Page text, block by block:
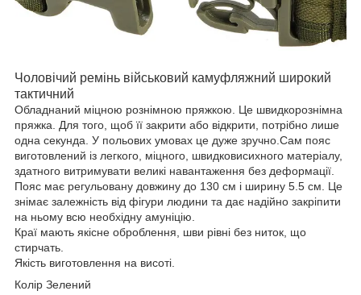
Чоловічий ремінь військовий камуфляжний широкий
тактичний
Обладнаний міцною рознімною пряжкою. Це швидкорознімна
пряжка. Для того, щоб її закрити або відкрити, потрібно лише
одна секунда. У польових умовах це дуже зручно.Сам пояс
виготовлений із легкого, міцного, швидковисихного матеріалу,
здатного витримувати великі навантаження без деформації.
Пояс має регульовану довжину до 130 см і ширину 5.5 см. Це
знімає залежність від фігури людини та дає надійно закріпити
на ньому всю необхідну амуніцію.
Краї мають якісне оброблення, шви рівні без ниток, що
стирчать.
Якість виготовлення на висоті.
Колір Зелений